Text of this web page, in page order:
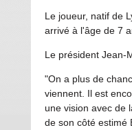
Le joueur, natif de
arrivé à l'âge de 7
Le président Jean-
"On a plus de
viennent. Il est
une vision avec de
de son côté estimé